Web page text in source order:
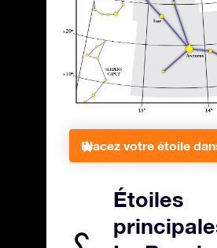
Placez votre étoile
Étoiles